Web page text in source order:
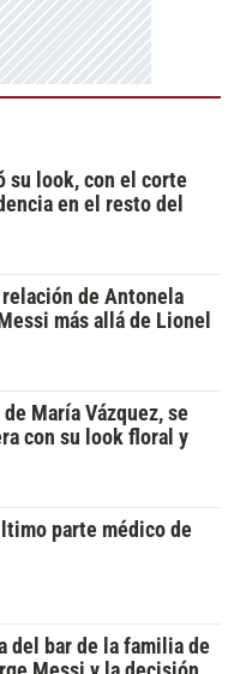
su look, con el corte
en el resto del
de Antonela
más allá de Lionel
María Vázquez, se
con su look floral y
parte médico de
del bar de la familia de